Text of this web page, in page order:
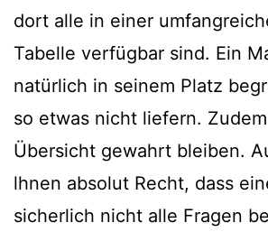
dort alle in einer
Tabelle verfügbar sind. Ein
natürlich in seinem Platz
so etwas nicht liefern.
Übersicht gewahrt bleiben.
lhnen absolut Recht, dass
sicherlich nicht alle Fragen